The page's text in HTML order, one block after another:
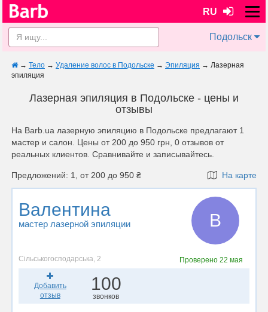
RU
Подольск
→ Тело → Удаление волос в Подольске → Эпиляция → Лазерная
эпиляция
Лазерная эпиляция в Подольске - цены и
отзывы
На Barb.ua лазерную эпиляцию в Подольске предлагают 1
мастер и салон. Цены от 200 до 950 грн, 0 отзывов от
реальных клиентов. Сравнивайте и записывайтесь.
Предложений: 1, от 200 до 950 ₴ На карте
Валентина
мастер лазерной эпиляции В
Сільськогосподарська, 2 Проверено 22 мая
Добавить
отзыв
100
звонков